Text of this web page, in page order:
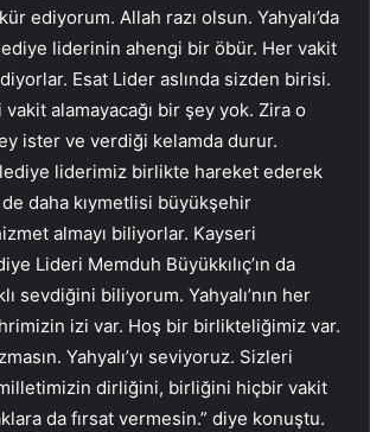
ediyorum. Allah razı olsun. Yahyalı’da
liderinin ahengi bir öbür. Her vakit
Esat Lider aslında sizden birisi.
alamayacağı bir şey yok. Zira o
ister ve verdiği kelamda durur.
liderimiz birlikte hareket ederek
daha kıymetlisi büyükşehir
almayı biliyorlar. Kayseri
Lideri Memduh Büyükkılıç’ın da
sevdiğini biliyorum. Yahyalı’nın her
izi var. Hoş bir birlikteliğimiz var.
Yahyalı’yı seviyoruz. Sizleri
dirliğini, birliğini hiçbir vakit
da fırsat vermesin.” diye konuştu.